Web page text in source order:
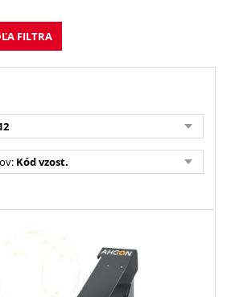
FILTRA
: Kód vzost.